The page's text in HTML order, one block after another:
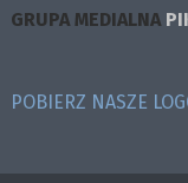
GRUPA MEDIALNA
POBIERZ NASZE